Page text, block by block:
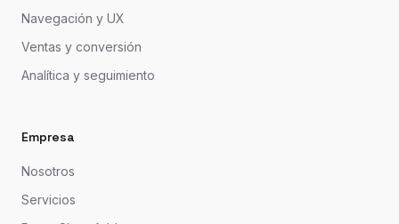
Navegación y UX
Ventas y conversión
Analítica y seguimiento
Empresa
Nosotros
Servicios